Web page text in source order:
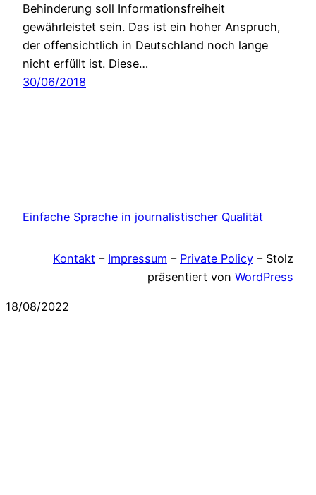
Behinderung soll Informationsfreiheit
gewährleistet sein. Das ist ein hoher Anspruch,
der offensichtlich in Deutschland noch lange
nicht erfüllt ist. Diese…
30/06/2018
Einfache Sprache in journalistischer Qualität
Kontakt – Impressum – Private Policy – Stolz
präsentiert von WordPress
18/08/2022